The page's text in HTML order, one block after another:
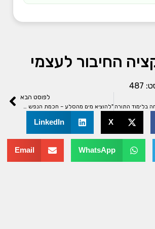
החיבור לעצמי
487
בלימוד התורה
לפוסט הבא
"להוציא מים מהסלע – חכמת הנפש בין עוצמה, זרימה ורכות"
X
LinkedIn
WhatsApp
Email